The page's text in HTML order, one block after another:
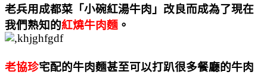
老兵用成都菜「小碗紅湯牛肉」改良而成為了現在
我們熟知的紅燒牛肉麵 。
老協珍宅配的牛肉麵甚至可以打趴很多餐廳的牛肉